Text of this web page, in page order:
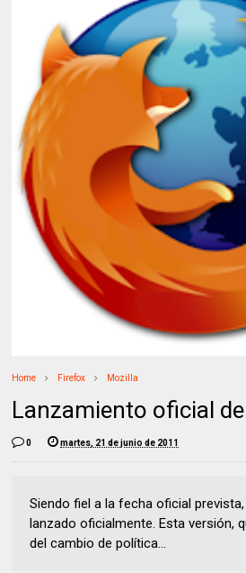
Home Firefox Mozilla
Lanzamiento oficial
0 martes, 21 de junio de 2011
Siendo fiel a la fecha oficial
lanzado oficialmente. Esta versión,
del cambio de política...